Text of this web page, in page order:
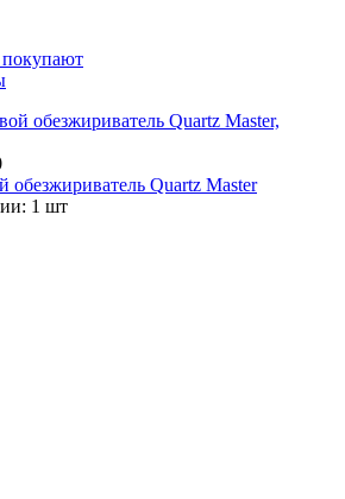
Quartz Master
1 шт